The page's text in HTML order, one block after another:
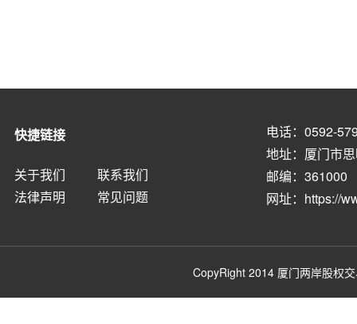
快捷链接
关于我们
联系我们
法律声明
常见问题
电话：0592-
地址：厦门市
邮编：361000
网址： https://
CopyRight 2014 厦门两岸股权